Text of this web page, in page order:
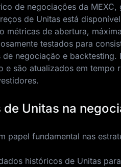
de negociações da MEXC,
de Unitas está
métricas de abertura,
testados para
negociação e backtesting.
são atualizados em tempo
Unitas na
papel fundamental nas
históricos de Unitas